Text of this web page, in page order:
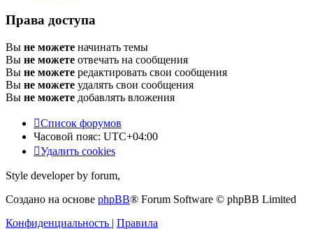
Права доступа
Вы не можете начинать темы
Вы не можете отвечать на сообщения
Вы не можете редактировать свои сообщения
Вы не можете удалять свои сообщения
Вы не можете добавлять вложения
Список форумов
Часовой пояс: UTC+04:00
Удалить cookies
Style developer by forum,
Создано на основе phpBB® Forum Software © phpBB Limited
Конфиденциальность | Правила